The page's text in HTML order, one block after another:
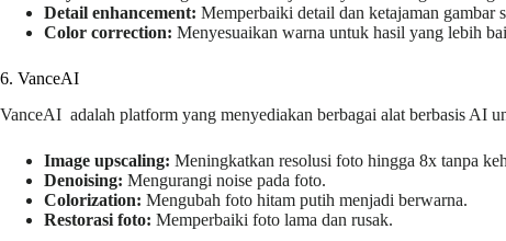
Detail enhancement: Memperbaiki detail dan ketajaman gambar
Color correction: Menyesuaikan warna untuk hasil yang lebih
6. VanceAI
VanceAI adalah platform yang menyediakan berbagai alat berbasis AI
Image upscaling: Meningkatkan resolusi foto hingga 8x tanpa
Denoising: Mengurangi noise pada foto.
Colorization: Mengubah foto hitam putih menjadi berwarna.
Restorasi foto: Memperbaiki foto lama dan rusak.